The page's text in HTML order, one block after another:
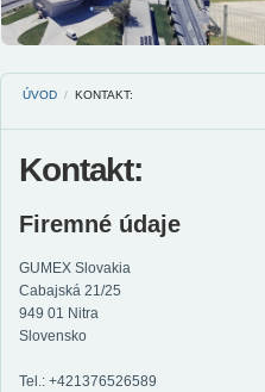
ÚVOD / KONTAKT:
Kontakt:
Firemné údaje
GUMEX Slovakia
Cabajská 21/25
949 01 Nitra
Slovensko
Tel.: +421376526589